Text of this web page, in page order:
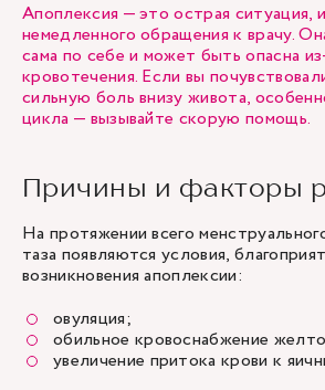
Апоплексия — это острая ситуация,
немедленного обращения к врачу.
сама по себе и может быть опасна
кровотечения. Если вы
сильную боль внизу живота,
цикла — вызывайте скорую помощь.
Причины и факторы
На протяжении всего
таза появляются условия,
возникновения апоплексии:
овуляция;
обильное кровоснабжение
увеличение притока крови к